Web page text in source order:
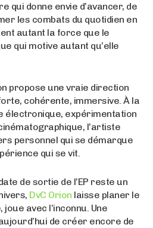
qui donne envie d’avancer, de
les combats du quotidien en
autant la force que le
qui motive autant qu’elle
propose une vraie direction
cohérente, immersive. À la
électronique, expérimentation
l’artiste
personnel qui se démarque
qui se vit.
de sortie de l’EP reste un
DvC Orion laisse planer le
avec l’inconnu. Une
de créer encore de